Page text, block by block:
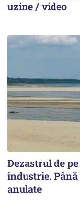
uzine / video
Dezastrul de
industrie. Până
anulate